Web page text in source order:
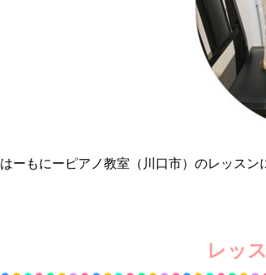
はーもにーピアノ教室（川口市）のレッスン
レッ